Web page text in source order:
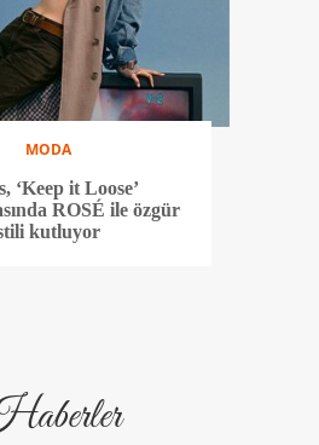
MODA
‘Keep it Loose’
ROSÉ ile özgür
kutluyor